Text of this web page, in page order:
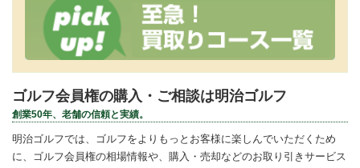
ゴルフ会員権の購入・ご相談は明治ゴルフ
創業50年、老舗の信頼と実績。
明治ゴルフでは、ゴルフをよりもっとお客様に楽しんでいただくため
に、ゴルフ会員権の相場情報や、購入・売却などのお取り引きサービス